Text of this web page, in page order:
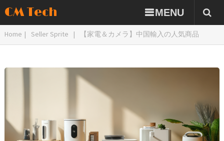
CM Tech MENU
Home | Seller Sprite | 【家電＆カメラ】中国輸入の人気商品